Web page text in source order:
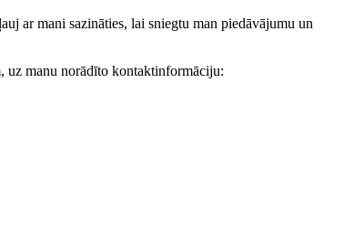
ar mani sazināties, lai sniegtu man piedāvājumu un
manu norādīto kontaktinformāciju: